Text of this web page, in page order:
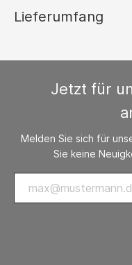
Lieferumfang
Jetzt für
Melden Sie sich für
Sie keine